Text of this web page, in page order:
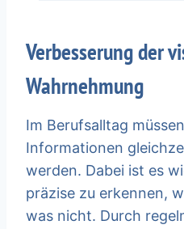
Verbesserung der
Wahrnehmung
Im Berufsalltag
Informationen
werden. Dabei ist es
präzise zu erkennen,
was nicht. Durch